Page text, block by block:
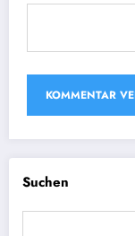
Suchen